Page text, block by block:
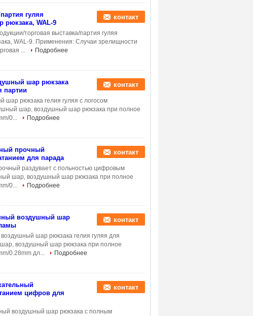
гуляя
WAL-9
контакт
торговая выставка/партия гуляя
WAL-9. Применения: Случаи зрелищности
...
Подробнее
шар рюкзака
партии
контакт
рюкзака гелия гуляя с логосом
шар, воздушный шар рюкзака при полное
0...
Подробнее
прочный
для парада
контакт
раздувает с польностью цифровым
шар, воздушный шар рюкзака при полное
0...
Подробнее
воздушный шар
контакт
шар рюкзака гелия гуляя для
воздушный шар рюкзака при полное
0.28mm дл...
Подробнее
цифров для
контакт
воздушный шар рюкзака с полным